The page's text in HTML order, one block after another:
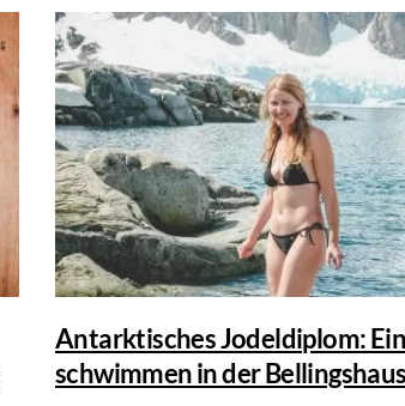
Antarktisches Jodeldiplom:
schwimmen in der